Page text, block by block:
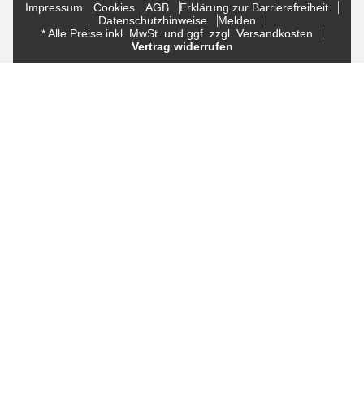
Impressum Cookies AGB
Erklärung zur Barrierefreiheit
Datenschutzhinweise
Melden
* Alle Preise inkl. MwSt. und ggf. zzgl. Versandkosten
Vertrag widerrufen